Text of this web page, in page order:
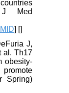
Med
PMID] [
J,
al. Th17
obesity-
promote
Spring)